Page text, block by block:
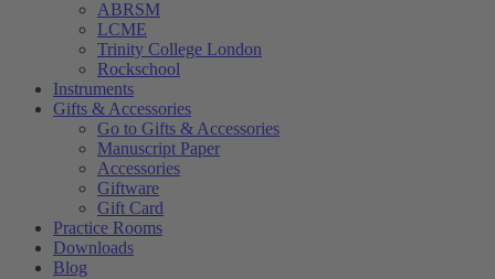
ABRSM
LCME
Trinity College London
Rockschool
Instruments
Gifts & Accessories
Go to Gifts & Accessories
Manuscript Paper
Accessories
Giftware
Gift Card
Practice Rooms
Downloads
Blog